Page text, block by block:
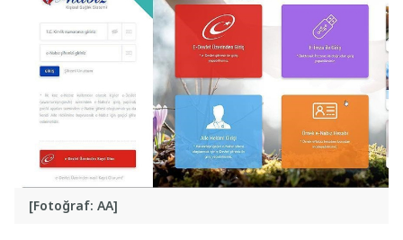
[Fotoğraf: AA]